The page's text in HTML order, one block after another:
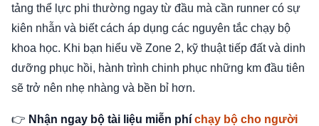
tảng thể lực phi thường ngay từ đầu mà cần runner có sự
kiên nhẫn và biết cách áp dụng các nguyên tắc chạy bộ
khoa học. Khi bạn hiểu về Zone 2, kỹ thuật tiếp đất và dinh
dưỡng phục hồi, hành trình chinh phục những km đầu tiên
sẽ trở nên nhẹ nhàng và bền bỉ hơn.
👉 Nhận ngay bộ tài liệu miễn phí chạy bộ cho người